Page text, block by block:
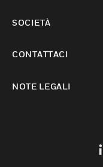
SOCIETÀ
CONTATTACI
NOTE LEGALI